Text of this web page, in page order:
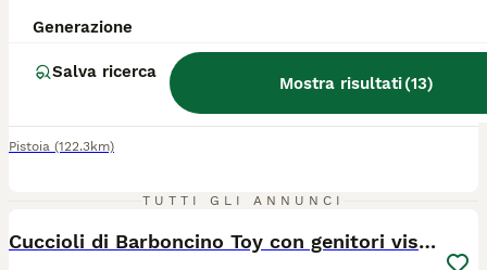
Generazione
Salva ricerca
Mostra risultati(13)
13 settimane 3
Pistoia (122.3km)
TUTTI GLI ANNUNCI
Cuccioli di Barboncino Toy con genitori visibili